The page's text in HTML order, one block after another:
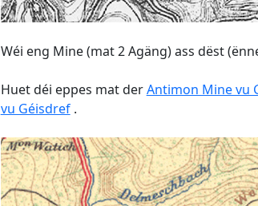
Wéi eng Mine (mat 2 Agäng) ass dëst
Huet déi eppes mat derAntimon Mine vu
vu Géisdref.